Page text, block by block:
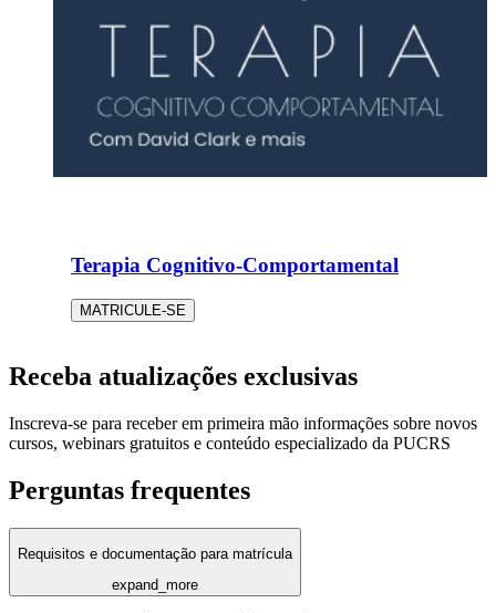
Terapia Cognitivo-Comportamental
MATRICULE-SE
Receba atualizações exclusivas
Inscreva-se para receber em primeira mão informações sobre novos
cursos, webinars gratuitos e conteúdo especializado da PUCRS
Perguntas frequentes
Requisitos e documentação para matrícula
expand_more